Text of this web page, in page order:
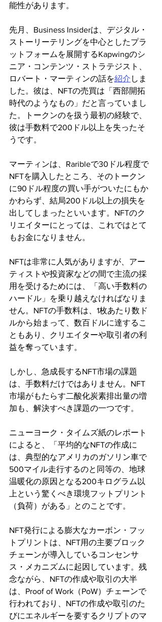
能性があります。
先月、Business Insiderは、デジタル・
ストーリーテリングを中心としたプラ
ットフォームを展開するKapwingのシ
ニア・コンテンツ・ストラテジスト、
ロバート・マーティンの話を紹介 しま
した。彼は、NFTの売買は「西部開拓
時代のようなもの」だと言っていまし
た。トークンのを扱う最初の経験で、
彼は手数料で200ドル以上を失ったそ
うです。
マーティンは、Raribleで30ドル程度で
NFTを購入したところ、そのトークン
に90ドル程度の買い手がついたにもか
かわらず、結局200ドル以上の損失を
出してしまったといいます。NFTのク
リエイターにとっては、これではとて
もお金になりません。
NFTは非常に人気がありますが、アー
ティストや投資家などの間で主流の採
用を受けるためには、「高い手数料の
ハードル」を乗り越えなければなりま
せん。NFTの手数料は、1枚あたり数ド
ルから始まって、数百ドルに達するこ
ともあり、クリエイターや取引者の利
益を奪っています。
しかし、急成長するNFT市場の課題
は、手数料だけではありません。NFT
市場がもたらす二酸化炭素排出量の増
加も、解決すべき課題の一つです。
ニューヨーク・タイムズ紙のレポート
によると、「平均的なNFTの作成に
は、典型的なアメリカのガソリン車で
500マイル走行するのと同等の、地球
温暖化の原因となる200キログラム以
上という驚くべき環境フットプリント
（負荷）がある」とのことです。
NFT発行による膨大なカーボン・フッ
トプリントは、NFT用の主要ブロック
チェーンが導入しているコンセンサ
ス・メカニズムに起因しています。残
念ながら、NFTの作成や取引の大半
は、Proof of Work（PoW）チェーンで
行われており、NFTの作成や取引のた
びにエネルギーを要するクリプトのマ